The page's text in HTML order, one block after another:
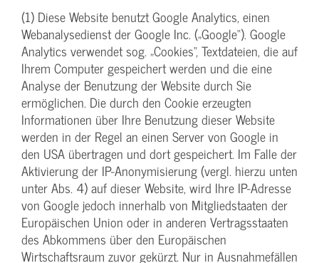
(1) Diese Website benutzt Google Analytics, einen
Webanalysedienst der Google Inc. („Google“). Google
Analytics verwendet sog. „Cookies“, Textdateien, die auf
Ihrem Computer gespeichert werden und die eine
Analyse der Benutzung der Website durch Sie
ermöglichen. Die durch den Cookie erzeugten
Informationen über Ihre Benutzung dieser Website
werden in der Regel an einen Server von Google in
den USA übertragen und dort gespeichert. Im Falle der
Aktivierung der IP-Anonymisierung (vergl. hierzu unten
unter Abs. 4) auf dieser Website, wird Ihre IP-Adresse
von Google jedoch innerhalb von Mitgliedstaaten der
Europäischen Union oder in anderen Vertragsstaaten
des Abkommens über den Europäischen
Wirtschaftsraum zuvor gekürzt. Nur in Ausnahmefällen